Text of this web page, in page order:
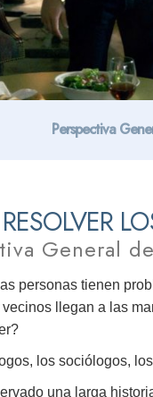
Perspectiva
General
personas tienen
llegan a las
los sociólogos,
una larga